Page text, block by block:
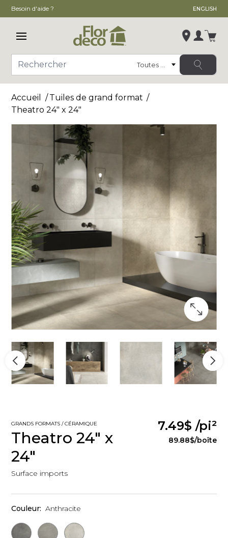
Besoin d'aide ? ENGLISH
Ouvrir le menu principal
Rechercher
Voir la fiche du magasin
Accueil
Tuiles de grand format
Theatro 24" x 24"
GRANDS FORMATS / CÉRAMIQUE
Theatro 24" x
24"
Surface imports
7.49$ /pi²
89.88$/boîte
Couleur: Anthracite